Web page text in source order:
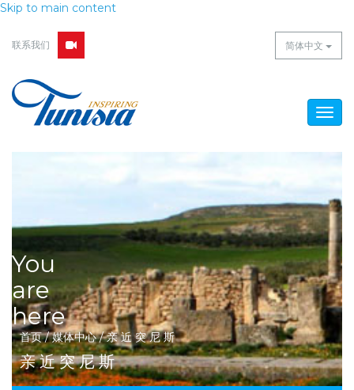
Skip to main content
简体中文
联系我们
You
are
here
首页 / 媒体中心 / 亲 近 突 尼 斯
亲 近 突 尼 斯